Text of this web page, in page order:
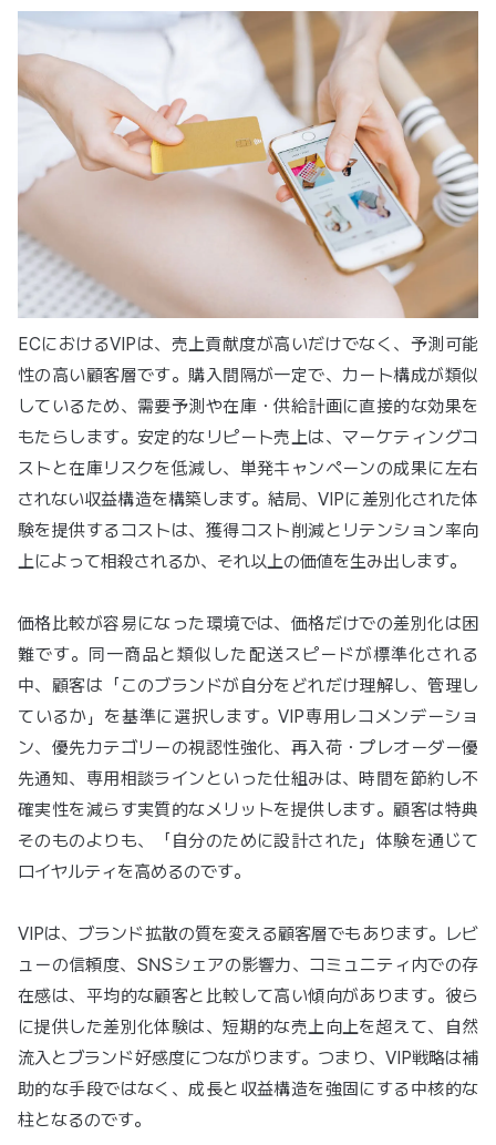
ECにおけるVIPは、売上貢献度が高いだけでなく、予測可能
性の高い顧客層です。購入間隔が一定で、カート構成が類似
しているため、需要予測や在庫・供給計画に直接的な効果を
もたらします。安定的なリピート売上は、マーケティングコ
ストと在庫リスクを低減し、単発キャンペーンの成果に左右
されない収益構造を構築します。結局、VIPに差別化された体
験を提供するコストは、獲得コスト削減とリテンション率向
上によって相殺されるか、それ以上の価値を生み出します。
価格比較が容易になった環境では、価格だけでの差別化は困
難です。同一商品と類似した配送スピードが標準化される
中、顧客は「このブランドが自分をどれだけ理解し、管理し
ているか」を基準に選択します。VIP専用レコメンデーショ
ン、優先カテゴリーの視認性強化、再入荷・プレオーダー優
先通知、専用相談ラインといった仕組みは、時間を節約し不
確実性を減らす実質的なメリットを提供します。顧客は特典
そのものよりも、「自分のために設計された」体験を通じて
ロイヤルティを高めるのです。
VIPは、ブランド拡散の質を変える顧客層でもあります。レビ
ューの信頼度、SNSシェアの影響力、コミュニティ内での存
在感は、平均的な顧客と比較して高い傾向があります。彼ら
に提供した差別化体験は、短期的な売上向上を超えて、自然
流入とブランド好感度につながります。つまり、VIP戦略は補
助的な手段ではなく、成長と収益構造を強固にする中核的な
柱となるのです。